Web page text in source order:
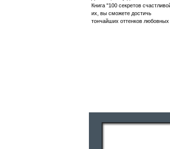
Книга "100 секретов
их, вы сможете достичь
тончайших оттенков любовных